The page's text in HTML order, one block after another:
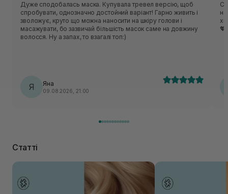
Дуже сподобалась маска. Купувала тревел версію, щоб
спробувати, однозначно достойний варіант! Гарно живить і
зволожує, круто що можна наносити на шкіру голови і
масажувати, бо зазвичай більшість масок саме на довжину
волосся. Ну а запах, то взагалі топ:)
Я Яна
09.08.2026, 21:00
💖
Статті